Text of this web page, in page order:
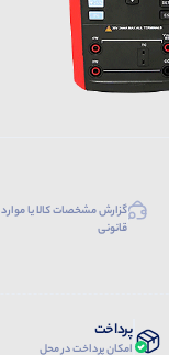
گزارش مشخصات کالا یا موارد
قانونی
پرداخت
امکان پرداخت در محل